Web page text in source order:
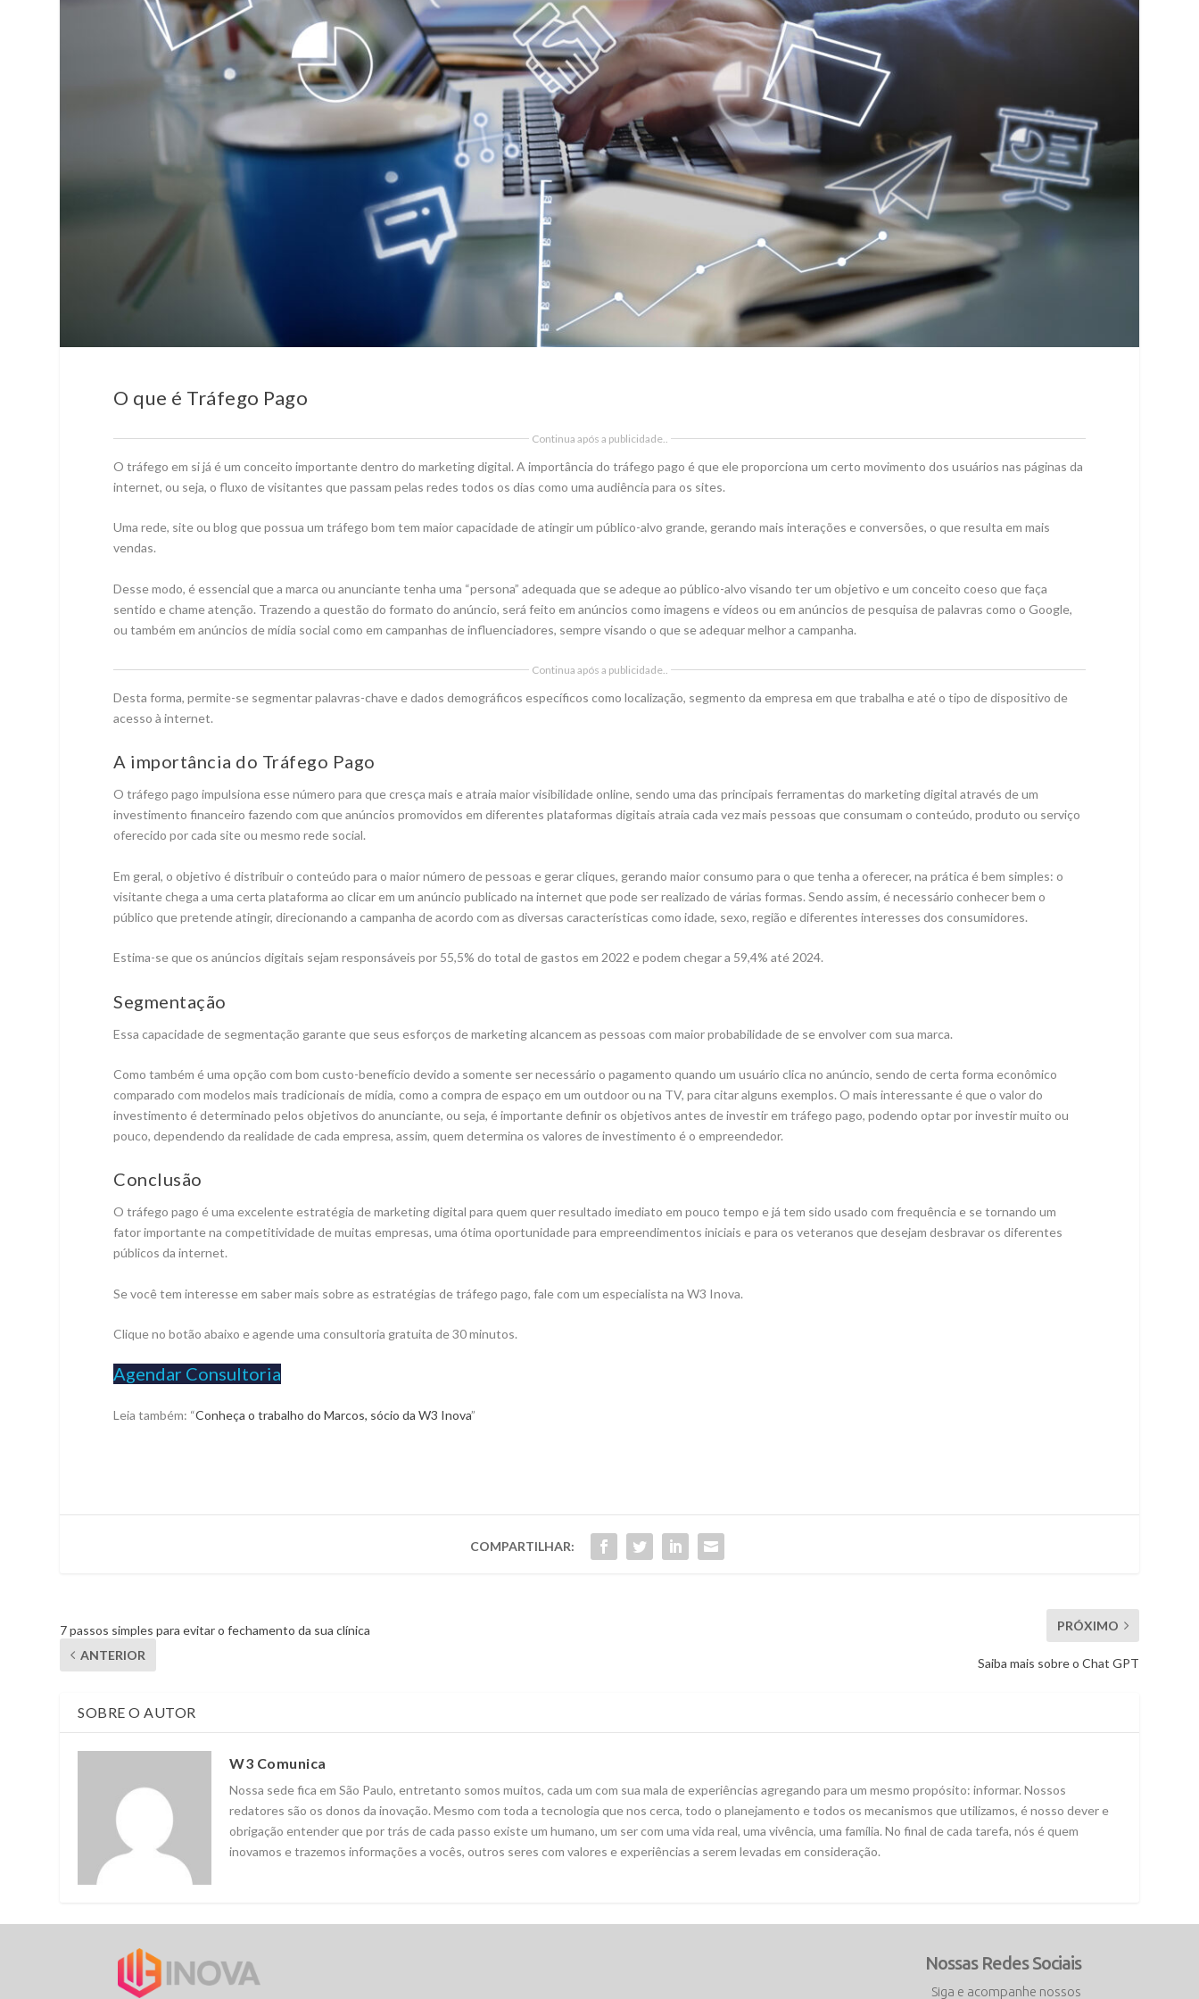
O que é Tráfego Pago
Continua após a publicidade..
O tráfego em si já é um conceito importante dentro do marketing digital. A importância do tráfego pago é que ele proporciona um certo movimento dos usuários nas páginas da
internet, ou seja, o fluxo de visitantes que passam pelas redes todos os dias como uma audiência para os sites.
Uma rede, site ou blog que possua um tráfego bom tem maior capacidade de atingir um público-alvo grande, gerando mais interações e conversões, o que resulta em mais
vendas.
Desse modo, é essencial que a marca ou anunciante tenha uma “persona” adequada que se adeque ao público-alvo visando ter um objetivo e um conceito coeso que faça
sentido e chame atenção. Trazendo a questão do formato do anúncio, será feito em anúncios como imagens e vídeos ou em anúncios de pesquisa de palavras como o Google,
ou também em anúncios de mídia social como em campanhas de influenciadores, sempre visando o que se adequar melhor a campanha.
Continua após a publicidade..
Desta forma, permite-se segmentar palavras-chave e dados demográficos específicos como localização, segmento da empresa em que trabalha e até o tipo de dispositivo de
acesso à internet.
A importância do Tráfego Pago
O tráfego pago impulsiona esse número para que cresça mais e atraia maior visibilidade online, sendo uma das principais ferramentas do marketing digital através de um
investimento financeiro fazendo com que anúncios promovidos em diferentes plataformas digitais atraia cada vez mais pessoas que consumam o conteúdo, produto ou serviço
oferecido por cada site ou mesmo rede social.
Em geral, o objetivo é distribuir o conteúdo para o maior número de pessoas e gerar cliques, gerando maior consumo para o que tenha a oferecer, na prática é bem simples: o
visitante chega a uma certa plataforma ao clicar em um anúncio publicado na internet que pode ser realizado de várias formas. Sendo assim, é necessário conhecer bem o
público que pretende atingir, direcionando a campanha de acordo com as diversas características como idade, sexo, região e diferentes interesses dos consumidores.
Estima-se que os anúncios digitais sejam responsáveis por 55,5% do total de gastos em 2022 e podem chegar a 59,4% até 2024.
Segmentação
Essa capacidade de segmentação garante que seus esforços de marketing alcancem as pessoas com maior probabilidade de se envolver com sua marca.
Como também é uma opção com bom custo-benefício devido a somente ser necessário o pagamento quando um usuário clica no anúncio, sendo de certa forma econômico
comparado com modelos mais tradicionais de mídia, como a compra de espaço em um outdoor ou na TV, para citar alguns exemplos. O mais interessante é que o valor do
investimento é determinado pelos objetivos do anunciante, ou seja, é importante definir os objetivos antes de investir em tráfego pago, podendo optar por investir muito ou
pouco, dependendo da realidade de cada empresa, assim, quem determina os valores de investimento é o empreendedor.
Conclusão
O tráfego pago é uma excelente estratégia de marketing digital para quem quer resultado imediato em pouco tempo e já tem sido usado com frequência e se tornando um
fator importante na competitividade de muitas empresas, uma ótima oportunidade para empreendimentos iniciais e para os veteranos que desejam desbravar os diferentes
públicos da internet.
Se você tem interesse em saber mais sobre as estratégias de tráfego pago, fale com um especialista na W3 Inova.
Clique no botão abaixo e agende uma consultoria gratuita de 30 minutos.
Agendar Consultoria
Leia também: “Conheça o trabalho do Marcos, sócio da W3 Inova”
COMPARTILHAR:
7 passos simples para evitar o fechamento da sua clínica
ANTERIOR
PRÓXIMO
Saiba mais sobre o Chat GPT
SOBRE O AUTOR
W3 Comunica
Nossa sede fica em São Paulo, entretanto somos muitos, cada um com sua mala de experiências agregando para um mesmo propósito: informar. Nossos
redatores são os donos da inovação. Mesmo com toda a tecnologia que nos cerca, todo o planejamento e todos os mecanismos que utilizamos, é nosso dever e
obrigação entender que por trás de cada passo existe um humano, um ser com uma vida real, uma vivência, uma família. No final de cada tarefa, nós é quem
inovamos e trazemos informações a vocês, outros seres com valores e experiências a serem levadas em consideração.
Nossas Redes Sociais
Siga e acompanhe nossos